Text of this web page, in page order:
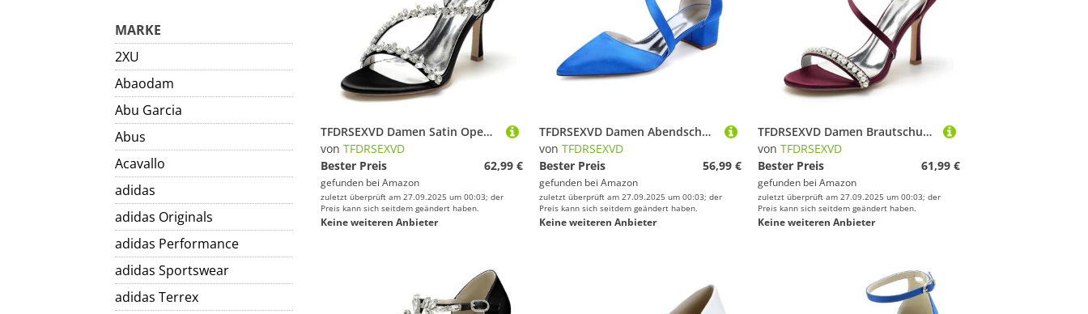
MARKE
2XU
Abaodam
Abu Garcia
Abus
Acavallo
adidas
adidas Originals
adidas Performance
adidas Sportswear
adidas Terrex
TFDRSEXVD Damen Satin Open Toe Hochzeits-Absätze Strass Knöchel Braut Sandalen für Party Hochzeitskleid Pumps Abend,Schwarz,37
von TFDRSEXVD
Bester Preis
62,99 €
gefunden bei Amazon
zuletzt überprüft am 27.09.2025 um 00:03; der
Preis kann sich seitdem geändert haben.
Keine weiteren Anbieter
TFDRSEXVD Damen Abendschuhe, solide, Knöchelriemen, Blockabsatz, Spitze Zehenpartie, Schuhe für Braut und Brautjungfern,Royal Blue,37
von TFDRSEXVD
Bester Preis
56,99 €
gefunden bei Amazon
zuletzt überprüft am 27.09.2025 um 00:03; der
Preis kann sich seitdem geändert haben.
Keine weiteren Anbieter
TFDRSEXVD Damen Brautschuhe Offene Zehenpartie High Heel Knöchelriemen Abendschuhe für Party Hochzeitskleid Pumps Abend,Burgundy,36
von TFDRSEXVD
Bester Preis
61,99 €
gefunden bei Amazon
zuletzt überprüft am 27.09.2025 um 00:03; der
Preis kann sich seitdem geändert haben.
Keine weiteren Anbieter